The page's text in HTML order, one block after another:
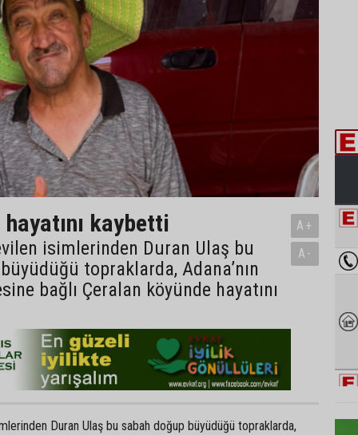
kaybetti
isimlerinden Duran Ulaş bu
topraklarda, Adana’nın
bağlı Çeralan köyünde hayatını
A+
A-
Duran Ulaş bu sabah doğup büyüdüğü topraklarda,